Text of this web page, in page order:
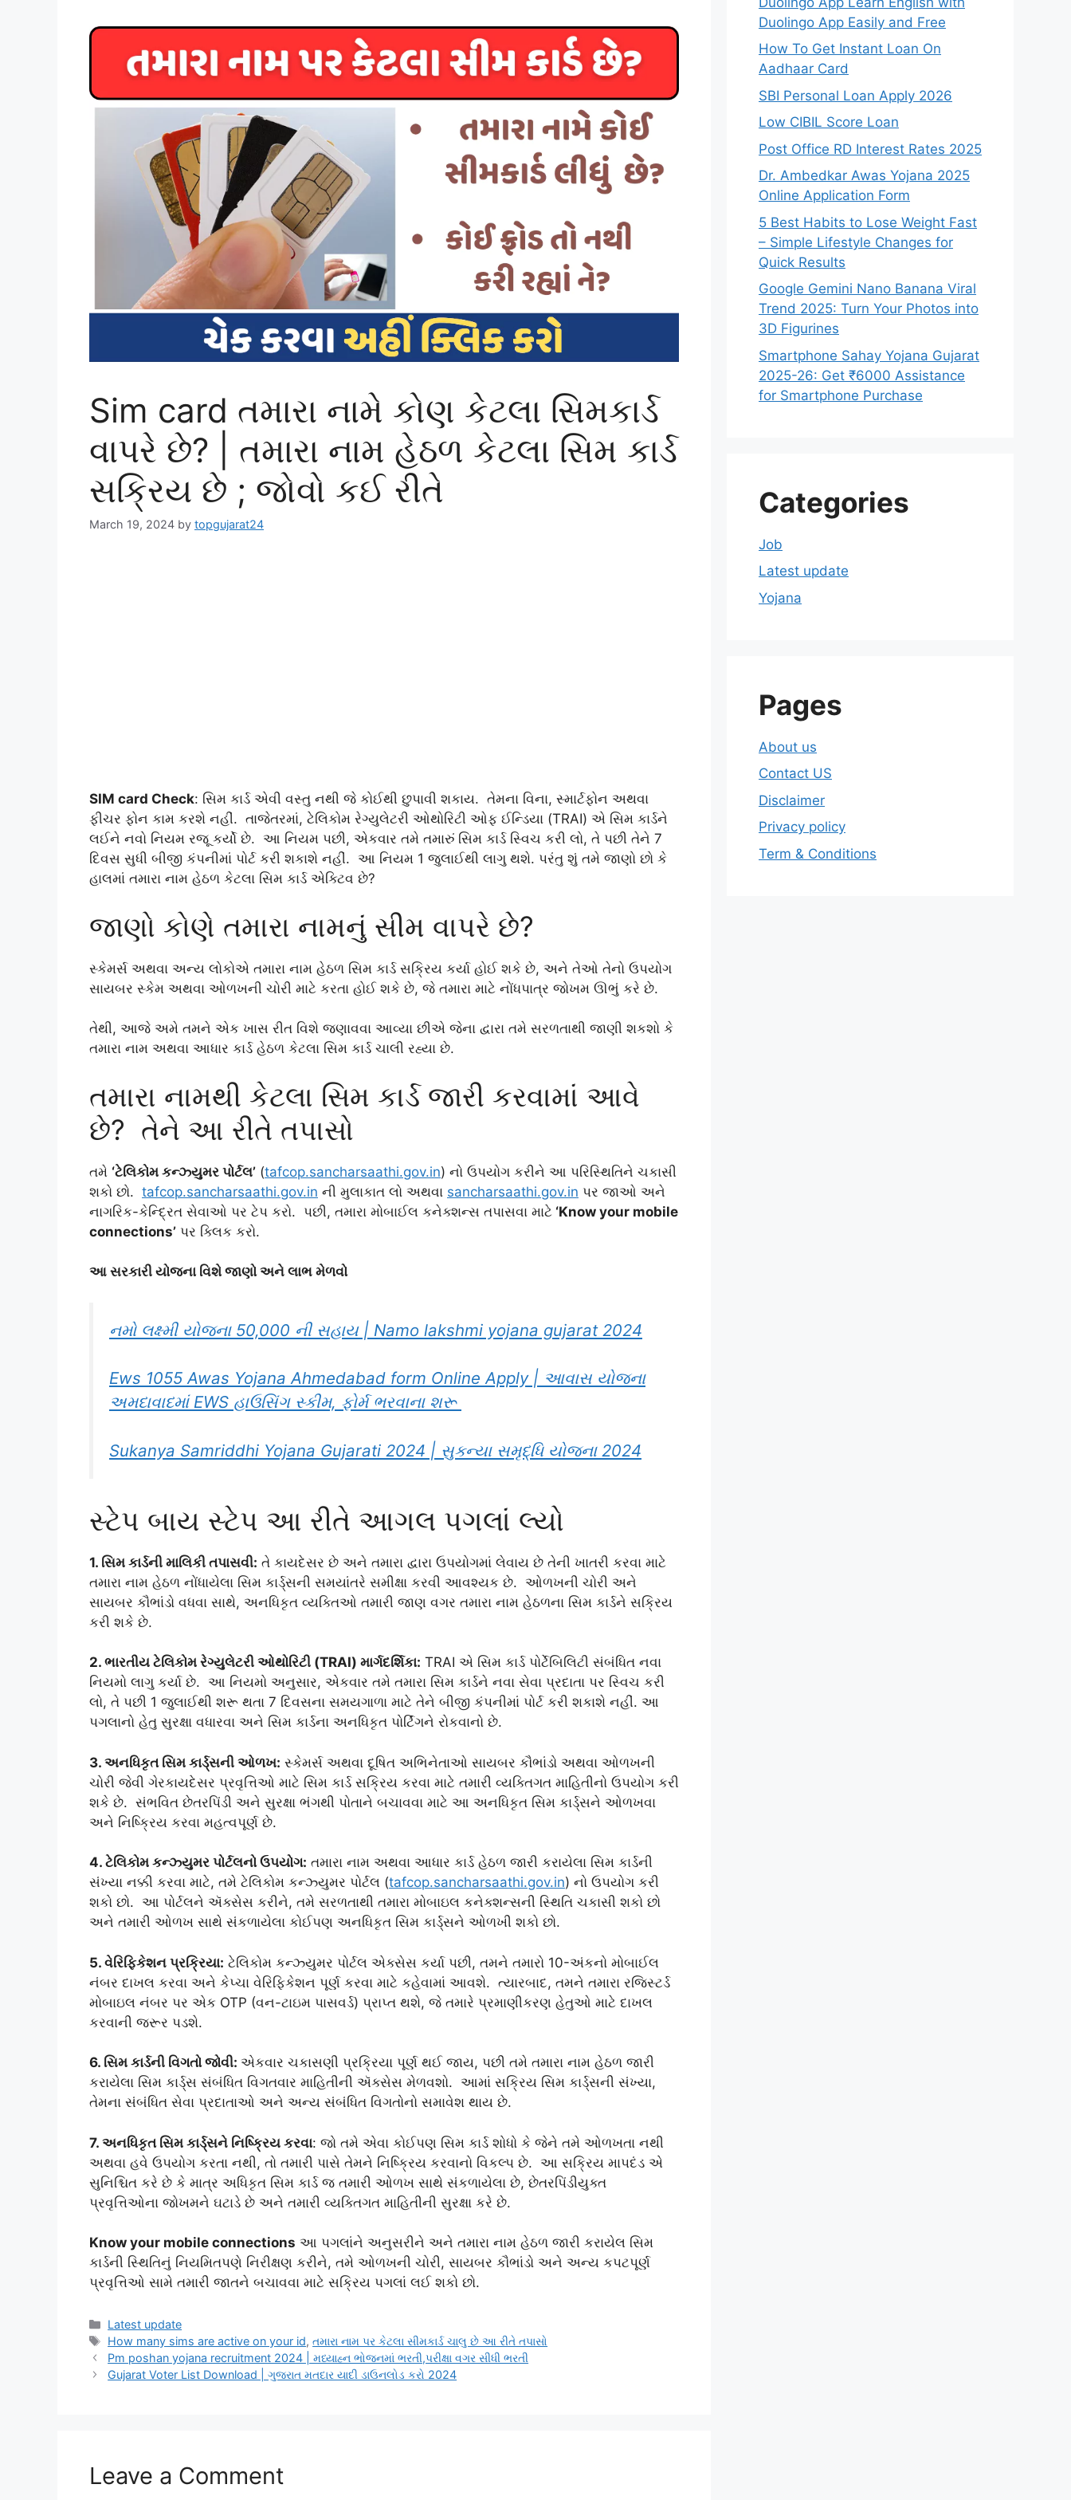
Sim card તમારા નામે કોણ કેટલા સિમકાર્ડ
વાપરે છે? | તમારા નામ હેઠળ કેટલા સિમ કાર્ડ
સક્રિય છે ; જોવો કઈ રીતે
March 19, 2024 by topgujarat24
SIM card Check: સિમ કાર્ડ એવી વસ્તુ નથી જે કોઈથી છુપાવી શકાય. તેમના વિના, સ્માર્ટફોન અથવા
ફીચર ફોન કામ કરશે નહીં. તાજેતરમાં, ટેલિકોમ રેગ્યુલેટરી ઓથોરિટી ઓફ ઈન્ડિયા (TRAI) એ સિમ કાર્ડને
લઈને નવો નિયમ રજૂ કર્યો છે. આ નિયમ પછી, એકવાર તમે તમારું સિમ કાર્ડ સ્વિચ કરી લો, તે પછી તેને 7
દિવસ સુધી બીજી કંપનીમાં પોર્ટ કરી શકાશે નહીં. આ નિયમ 1 જુલાઈથી લાગુ થશે. પરંતુ શું તમે જાણો છો કે
હાલમાં તમારા નામ હેઠળ કેટલા સિમ કાર્ડ એક્ટિવ છે?
જાણો કોણે તમારા નામનું સીમ વાપરે છે?
સ્કેમર્સ અથવા અન્ય લોકોએ તમારા નામ હેઠળ સિમ કાર્ડ સક્રિય કર્યા હોઈ શકે છે, અને તેઓ તેનો ઉપયોગ
સાયબર સ્કેમ અથવા ઓળખની ચોરી માટે કરતા હોઈ શકે છે, જે તમારા માટે નોંધપાત્ર જોખમ ઊભું કરે છે.
તેથી, આજે અમે તમને એક ખાસ રીત વિશે જણાવવા આવ્યા છીએ જેના દ્વારા તમે સરળતાથી જાણી શકશો કે
તમારા નામ અથવા આધાર કાર્ડ હેઠળ કેટલા સિમ કાર્ડ ચાલી રહ્યા છે.
તમારા નામથી કેટલા સિમ કાર્ડ જારી કરવામાં આવે
છે? તેને આ રીતે તપાસો
તમે ‘ટેલિકોમ કન્ઝ્યુમર પોર્ટલ’ (tafcop.sancharsaathi.gov.in) નો ઉપયોગ કરીને આ પરિસ્થિતિને ચકાસી
શકો છો. tafcop.sancharsaathi.gov.in ની મુલાકાત લો અથવા sancharsaathi.gov.in પર જાઓ અને
નાગરિક-કેન્દ્રિત સેવાઓ પર ટેપ કરો. પછી, તમારા મોબાઈલ કનેક્શન્સ તપાસવા માટે ‘Know your mobile
connections’ પર ક્લિક કરો.
આ સરકારી યોજના વિશે જાણો અને લાભ મેળવો
નમો લક્ષ્મી યોજના 50,000 ની સહાય | Namo lakshmi yojana gujarat 2024
Ews 1055 Awas Yojana Ahmedabad form Online Apply | આવાસ યોજના
અમદાવાદમાં EWS હાઉસિંગ સ્કીમ, ફોર્મ ભરવાના શરૂ
Sukanya Samriddhi Yojana Gujarati 2024 | સુકન્યા સમૃદ્ધિ યોજના 2024
સ્ટેપ બાય સ્ટેપ આ રીતે આગલ પગલાં લ્યો
1. સિમ કાર્ડની માલિકી તપાસવી: તે કાયદેસર છે અને તમારા દ્વારા ઉપયોગમાં લેવાય છે તેની ખાતરી કરવા માટે
તમારા નામ હેઠળ નોંધાયેલા સિમ કાર્ડ્સની સમયાંતરે સમીક્ષા કરવી આવશ્યક છે. ઓળખની ચોરી અને
સાયબર કૌભાંડો વધવા સાથે, અનધિકૃત વ્યક્તિઓ તમારી જાણ વગર તમારા નામ હેઠળના સિમ કાર્ડને સક્રિય
કરી શકે છે.
2. ભારતીય ટેલિકોમ રેગ્યુલેટરી ઓથોરિટી (TRAI) માર્ગદર્શિકા: TRAI એ સિમ કાર્ડ પોર્ટેબિલિટી સંબંધિત નવા
નિયમો લાગુ કર્યા છે. આ નિયમો અનુસાર, એકવાર તમે તમારા સિમ કાર્ડને નવા સેવા પ્રદાતા પર સ્વિચ કરી
લો, તે પછી 1 જુલાઈથી શરૂ થતા 7 દિવસના સમયગાળા માટે તેને બીજી કંપનીમાં પોર્ટ કરી શકાશે નહીં. આ
પગલાનો હેતુ સુરક્ષા વધારવા અને સિમ કાર્ડના અનધિકૃત પોર્ટિંગને રોકવાનો છે.
3. અનધિકૃત સિમ કાર્ડ્સની ઓળખ: સ્કેમર્સ અથવા દૂષિત અભિનેતાઓ સાયબર કૌભાંડો અથવા ઓળખની
ચોરી જેવી ગેરકાયદેસર પ્રવૃત્તિઓ માટે સિમ કાર્ડ સક્રિય કરવા માટે તમારી વ્યક્તિગત માહિતીનો ઉપયોગ કરી
શકે છે. સંભવિત છેતરપિંડી અને સુરક્ષા ભંગથી પોતાને બચાવવા માટે આ અનધિકૃત સિમ કાર્ડ્સને ઓળખવા
અને નિષ્ક્રિય કરવા મહત્વપૂર્ણ છે.
4. ટેલિકોમ કન્ઝ્યુમર પોર્ટલનો ઉપયોગ: તમારા નામ અથવા આધાર કાર્ડ હેઠળ જારી કરાયેલા સિમ કાર્ડની
સંખ્યા નક્કી કરવા માટે, તમે ટેલિકોમ કન્ઝ્યુમર પોર્ટલ (tafcop.sancharsaathi.gov.in) નો ઉપયોગ કરી
શકો છો. આ પોર્ટલને ઍક્સેસ કરીને, તમે સરળતાથી તમારા મોબાઇલ કનેક્શન્સની સ્થિતિ ચકાસી શકો છો
અને તમારી ઓળખ સાથે સંકળાયેલા કોઈપણ અનધિકૃત સિમ કાર્ડ્સને ઓળખી શકો છો.
5. વેરિફિકેશન પ્રક્રિયા: ટેલિકોમ કન્ઝ્યુમર પોર્ટલ એક્સેસ કર્યા પછી, તમને તમારો 10-અંકનો મોબાઈલ
નંબર દાખલ કરવા અને કેપ્ચા વેરિફિકેશન પૂર્ણ કરવા માટે કહેવામાં આવશે. ત્યારબાદ, તમને તમારા રજિસ્ટર્ડ
મોબાઇલ નંબર પર એક OTP (વન-ટાઇમ પાસવર્ડ) પ્રાપ્ત થશે, જે તમારે પ્રમાણીકરણ હેતુઓ માટે દાખલ
કરવાની જરૂર પડશે.
6. સિમ કાર્ડની વિગતો જોવી: એકવાર ચકાસણી પ્રક્રિયા પૂર્ણ થઈ જાય, પછી તમે તમારા નામ હેઠળ જારી
કરાયેલા સિમ કાર્ડ્સ સંબંધિત વિગતવાર માહિતીની ઍક્સેસ મેળવશો. આમાં સક્રિય સિમ કાર્ડ્સની સંખ્યા,
તેમના સંબંધિત સેવા પ્રદાતાઓ અને અન્ય સંબંધિત વિગતોનો સમાવેશ થાય છે.
7. અનધિકૃત સિમ કાર્ડ્સને નિષ્ક્રિય કરવા: જો તમે એવા કોઈપણ સિમ કાર્ડ શોધો કે જેને તમે ઓળખતા નથી
અથવા હવે ઉપયોગ કરતા નથી, તો તમારી પાસે તેમને નિષ્ક્રિય કરવાનો વિકલ્પ છે. આ સક્રિય માપદંડ એ
સુનિશ્ચિત કરે છે કે માત્ર અધિકૃત સિમ કાર્ડ જ તમારી ઓળખ સાથે સંકળાયેલા છે, છેતરપિંડીયુક્ત
પ્રવૃત્તિઓના જોખમને ઘટાડે છે અને તમારી વ્યક્તિગત માહિતીની સુરક્ષા કરે છે.
Know your mobile connections આ પગલાંને અનુસરીને અને તમારા નામ હેઠળ જારી કરાયેલ સિમ
કાર્ડની સ્થિતિનું નિયમિતપણે નિરીક્ષણ કરીને, તમે ઓળખની ચોરી, સાયબર કૌભાંડો અને અન્ય કપટપૂર્ણ
પ્રવૃત્તિઓ સામે તમારી જાતને બચાવવા માટે સક્રિય પગલાં લઈ શકો છો.
Categories
Latest update
Tags
How many sims are active on your id,તમારા નામ પર કેટલા સીમકાર્ડ ચાલુ છે આ રીતે તપાસો
Pm poshan yojana recruitment 2024 | મધ્યાહ્ન ભોજનમાં ભરતી,પરીક્ષા વગર સીધી ભરતી
Gujarat Voter List Download | ગુજરાત મતદાર યાદી ડાઉનલોડ કરો 2024
Leave a Comment
Duolingo App Easily and Free
How To Get Instant Loan On
Aadhaar Card
SBI Personal Loan Apply 2026
Low CIBIL Score Loan
Post Office RD Interest Rates 2025
Dr. Ambedkar Awas Yojana 2025
Online Application Form
5 Best Habits to Lose Weight Fast
– Simple Lifestyle Changes for
Quick Results
Google Gemini Nano Banana Viral
Trend 2025: Turn Your Photos into
3D Figurines
Smartphone Sahay Yojana Gujarat
2025-26: Get ₹6000 Assistance
for Smartphone Purchase
Categories
Job
Latest update
Yojana
Pages
About us
Contact US
Disclaimer
Privacy policy
Term & Conditions